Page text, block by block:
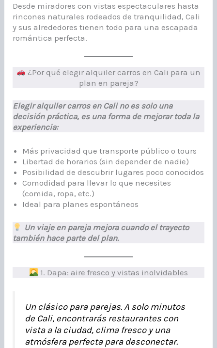
Desde miradores con vistas espectaculares hasta
rincones naturales rodeados de tranquilidad, Cali
y sus alrededores tienen todo para una escapada
romántica perfecta.
¿Por qué elegir alquiler carros en Cali para un
plan en pareja?
Elegir alquiler carros en Cali no es solo una
decisión práctica, es una forma de mejorar toda la
experiencia:
Más privacidad que transporte público o tours
Libertad de horarios (sin depender de nadie)
Posibilidad de descubrir lugares poco conocidos
Comodidad para llevar lo que necesites
(comida, ropa, etc.)
Ideal para planes espontáneos
Un viaje en pareja mejora cuando el trayecto
también hace parte del plan.
1. Dapa: aire fresco y vistas inolvidables
Un clásico para parejas. A solo minutos
de Cali, encontrarás restaurantes con
vista a la ciudad, clima fresco y una
atmósfera perfecta para desconectar.